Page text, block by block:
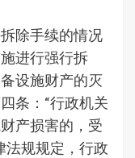
除手续的情况
进行强行拆
设施财产的灭
条：“行政机关
产损害的，受
法规规定，行政